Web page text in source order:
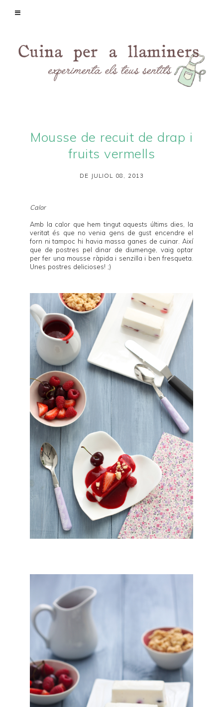
Mousse de recuit de drap i
fruits vermells
DE JULIOL 08, 2013
Calor
Amb la calor que hem tingut aquests últims dies, la
veritat és que no venia gens de gust encendre el
forn ni tampoc hi havia massa ganes de cuinar. Així
que de postres pel dinar de diumenge, vaig optar
per fer una mousse ràpida i senzilla i ben fresqueta.
Unes postres delicioses! ;)